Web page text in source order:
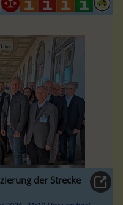
der Strecke